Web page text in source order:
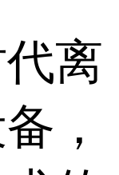
离
，